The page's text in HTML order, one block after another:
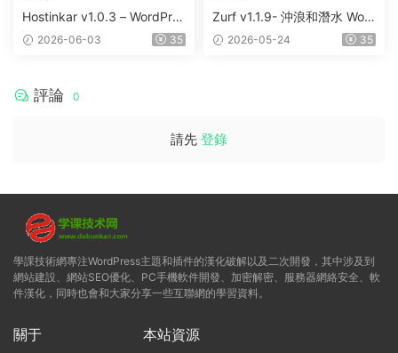
Hostinkar v1.0.3 – WordPres
s & WHMCS 主題
2026-06-03 35
Zurf v1.1.9- 沖浪和潛水 Wor
dPress主題
2026-05-24 35
評論 0
請先 登錄
學課技術網專注WordPress主題和插件的漢化破解以及二次開發，其中涉及到
網站建設、網站SEO優化、PC手機軟件開發、加密解密、服務器網絡安全、軟
件漢化，同時也會和大家分享一些互聯網的學習資料。
關于 本站資源